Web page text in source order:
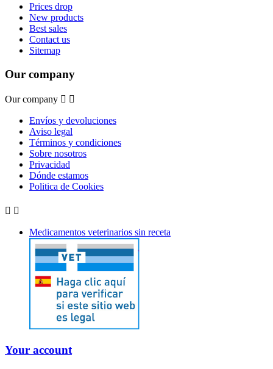
Prices drop
New products
Best sales
Contact us
Sitemap
Our company
Our company  
Envíos y devoluciones
Aviso legal
Términos y condiciones
Sobre nosotros
Privacidad
Dónde estamos
Politica de Cookies
 
Medicamentos veterinarios sin receta
Your account